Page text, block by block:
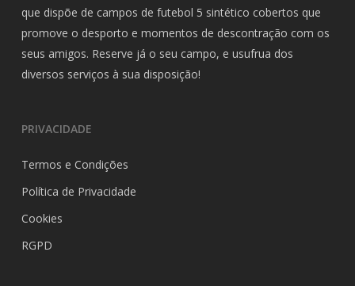
que dispõe de campos de futebol 5 sintético cobertos que
promove o desporto e momentos de descontração com os
seus amigos. Reserve já o seu campo, e usufrua dos
diversos serviços à sua disposição!
PRIVACIDADE
Termos e Condições
Política de Privacidade
Cookies
RGPD